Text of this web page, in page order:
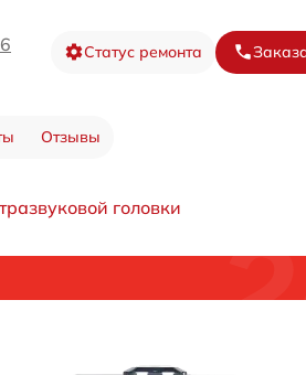
Статус ремонта
Отзывы
головки